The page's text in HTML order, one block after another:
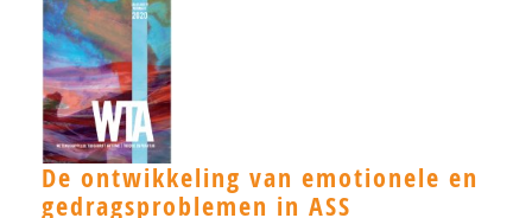
Els Ronsse
drs. Rosanne de Bruin
Rik Schalbroeck
Anke Scheeren
Vanja Schnetz
De ontwikkeling van emotionele en
gedragsproblemen in ASS